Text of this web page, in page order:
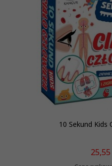
10 Sekund Kids
25,55